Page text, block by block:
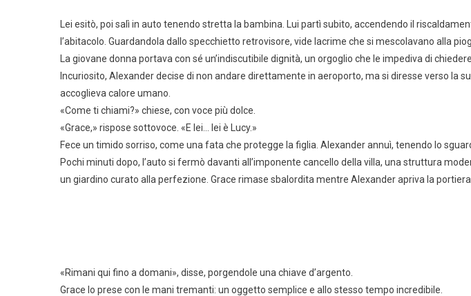
Lei esitò, poi salì in auto tenendo stretta la bambina. Lui partì subito, accendendo il
l’abitacolo. Guardandola dallo specchietto retrovisore, vide lacrime che si mescolavano alla
La giovane donna portava con sé un’indiscutibile dignità, un orgoglio che le impediva di
Incuriosito, Alexander decise di non andare direttamente in aeroporto, ma si diresse verso la
accoglieva calore umano.
«Come ti chiami?» chiese, con voce più dolce.
«Grace,» rispose sottovoce. «E lei… lei è Lucy.»
Fece un timido sorriso, come una fata che protegge la figlia. Alexander annuì, tenendo lo
Pochi minuti dopo, l’auto si fermò davanti all’imponente cancello della villa, una struttura
un giardino curato alla perfezione. Grace rimase sbalordita mentre Alexander apriva la
«Rimani qui fino a domani», disse, porgendole una chiave d’argento.
Grace lo prese con le mani tremanti: un oggetto semplice e allo stesso tempo incredibile.